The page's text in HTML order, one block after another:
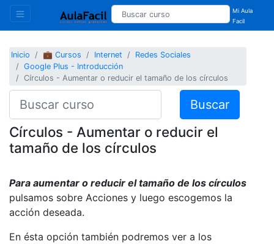
Mi Aula
Facil
Inicio 💼 Cursos Internet
Redes Sociales
Google Plus - Introducción
Círculos - Aumentar o reducir el tamaño de los círculos
Buscar
Círculos - Aumentar o reducir el
tamaño de los círculos
Para aumentar o reducir el tamaño de los círculos
pulsamos sobre Acciones y luego escogemos la
acción deseada.
En ésta opción también podremos ver a los